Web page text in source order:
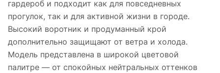
гардероб и подходит как для повседневных
прогулок, так и для активной жизни в городе.
Высокий воротник и продуманный крой
дополнительно защищают от ветра и холода.
Модель представлена в широкой цветовой
палитре — от спокойных нейтральных оттенков